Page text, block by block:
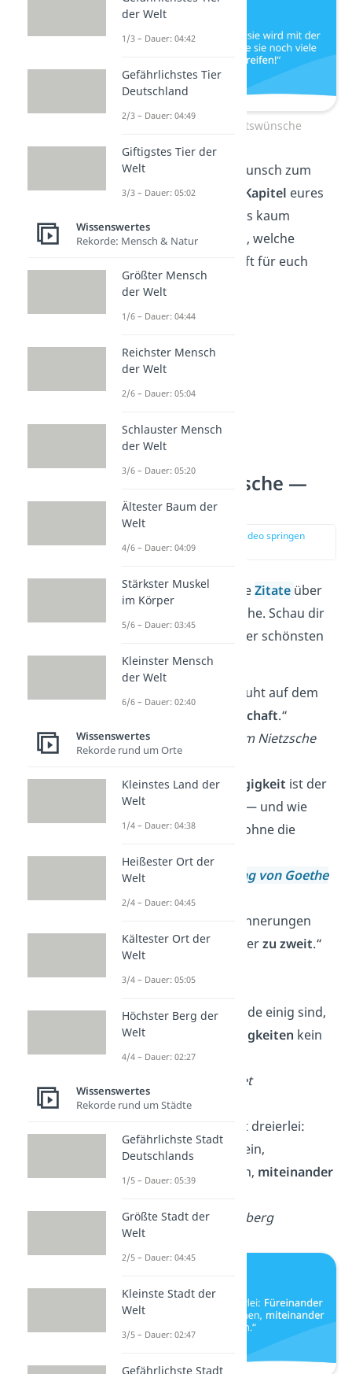
Liebevolle Hochzeitswünsche
Herzlichen Glückwunsch zum
Startin ein neues Kapitel eures
Ich kann es kaum
erwarten zu sehen, welche
die Zukunft für euch
bereithält.
Hochzeitswünsche —
Zitate
zur Stelle im Video springen
(02:27)
Es gibt unzählige weiseZitate über
das Heiraten und die Ehe. Schau dir
hier unsere Auswahl der schönsten
an!
„Eine gute Ehe beruht auf dem
Freundschaft.“
— Friedrich Wilhelm Nietzsche
„FreiwilligeAbhängigkeit ist der
schönste Zustand — und wie
wäre das möglich ohne die
—
Johann Wolfgang von Goethe
„Die schönsten Erinnerungen
sammelt man immerzu zweit.“
„Wenn zwei Liebende einig sind,
bedeuten
Schwierigkeiten kein
Hindernis.“
— Alfred de Musset
„Eine Ehe bedeutet dreierlei:
Füreinanderdas sein,
lernen, miteinander
— Jole von Weißenberg
der Welt
1/3 – Dauer: 04:42
Gefährlichstes Tier
Deutschland
2/3 – Dauer: 04:49
Giftigstes Tier der
Welt
3/3 – Dauer: 05:02
Wissenswertes
Rekorde: Mensch & Natur
Größter Mensch
der Welt
1/6 – Dauer: 04:44
Reichster Mensch
der Welt
2/6 – Dauer: 05:04
Schlauster Mensch
der Welt
3/6 – Dauer: 05:20
Ältester Baum der
Welt
4/6 – Dauer: 04:09
Stärkster Muskel
im Körper
5/6 – Dauer: 03:45
Kleinster Mensch
der Welt
6/6 – Dauer: 02:40
Wissenswertes
Rekorde rund um Orte
Kleinstes Land der
Welt
1/4 – Dauer: 04:38
Heißester Ort der
Welt
2/4 – Dauer: 04:45
Kältester Ort der
Welt
3/4 – Dauer: 05:05
Höchster Berg der
Welt
4/4 – Dauer: 02:27
Wissenswertes
Rekorde rund um Städte
Gefährlichste Stadt
Deutschlands
1/5 – Dauer: 05:39
Größte Stadt der
Welt
2/5 – Dauer: 04:45
Kleinste Stadt der
Welt
3/5 – Dauer: 02:47
Gefährlichste Stadt